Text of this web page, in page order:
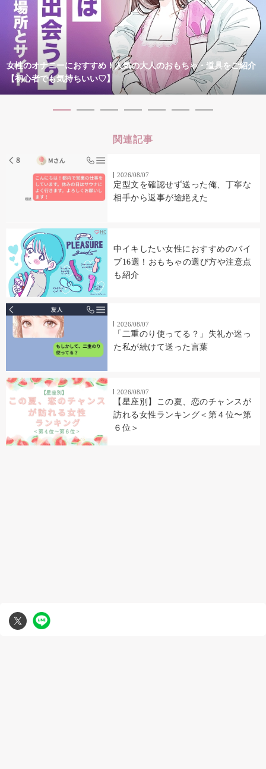
女性のオナニーにおすすめ！人気の大人のおもちゃ・道具をご紹介
【初心者でも気持ちいい♡】
関連記事
2026/08/07
定型文を確認せず送った俺、丁寧な
相手から返事が途絶えた
中イキしたい女性におすすめのバイ
ブ16選！おもちゃの選び方や注意点
も紹介
2026/08/07
「二重のり使ってる？」失礼か迷っ
た私が続けて送った言葉
2026/08/07
【星座別】この夏、恋のチャンスが
訪れる女性ランキング＜第４位〜第
６位＞